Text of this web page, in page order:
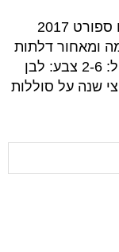
ניסן GTR ממונע 12V חדש מושלם דגם ספורט 2017
ומאחור דלתות
נפתחות גלגלי גומי מוזיקה מושב עור גיל: 2-6 צבע: לבן
שנה על סוללות